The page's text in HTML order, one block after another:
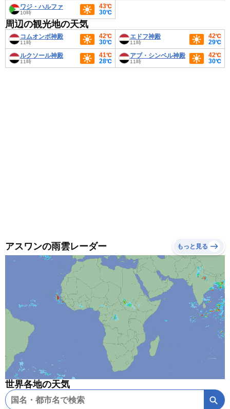
ワジ・ハルファ
10時
43℃
30℃
周辺の観光地の天気
コムオンボ神殿
11時
42℃
30℃
エドフ神殿
11時
42℃
29℃
ルクソール神殿
11時
41℃
28℃
アブ・シンベル神殿
11時
42℃
30℃
アスワンの雨雲レーダー もっと見る
世界各地の天気